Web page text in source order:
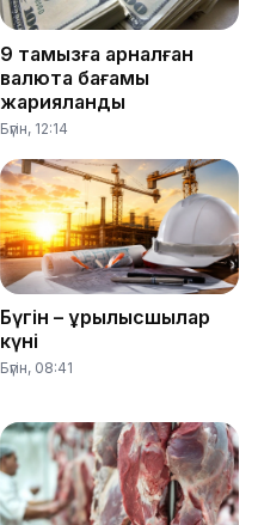
9 тамызға арналған
валюта бағамы
жарияланды
Бүгін, 12:14
Бүгін – Құрылысшылар
күні
Бүгін, 08:41